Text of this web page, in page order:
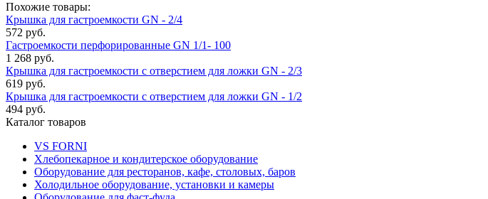
Похожие товары:
Крышка для гастроемкости GN - 2/4
572 руб.
Гастроемкости перфорированные GN 1/1- 100
1 268 руб.
Крышка для гастроемкости с отверстием для ложки GN - 2/3
619 руб.
Крышка для гастроемкости с отверстием для ложки GN - 1/2
494 руб.
Каталог товаров
VS FORNI
Хлебопекарное и кондитерское оборудование
Оборудование для ресторанов, кафе, столовых, баров
Холодильное оборудование, установки и камеры